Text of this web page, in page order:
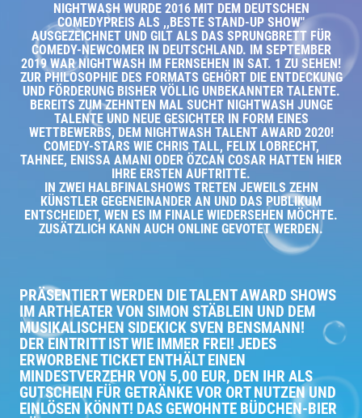
NIGHTWASH WURDE 2016 MIT DEM DEUTSCHEN
COMEDYPREIS ALS ,,BESTE STAND-UP SHOW"
AUSGEZEICHNET UND GILT ALS DAS SPRUNGBRETT FÜR
COMEDY-NEWCOMER IN DEUTSCHLAND. IM SEPTEMBER
2019 WAR NIGHTWASH IM FERNSEHEN IN SAT. 1 ZU SEHEN!
ZUR PHILOSOPHIE DES FORMATS GEHÖRT DIE ENTDECKUNG
UND FÖRDERUNG BISHER VÖLLIG UNBEKANNTER TALENTE.
BEREITS ZUM ZEHNTEN MAL SUCHT NIGHTWASH JUNGE
TALENTE UND NEUE GESICHTER IN FORM EINES
WETTBEWERBS, DEM NIGHTWASH TALENT AWARD 2020!
COMEDY-STARS WIE CHRIS TALL, FELIX LOBRECHT,
TAHNEE, ENISSA AMANI ODER ÖZCAN COSAR HATTEN HIER
IHRE ERSTEN AUFTRITTE.
IN ZWEI HALBFINALSHOWS TRETEN JEWEILS ZEHN
KÜNSTLER GEGENEINANDER AN UND DAS PUBLIKUM
ENTSCHEIDET, WEN ES IM FINALE WIEDERSEHEN MÖCHTE.
ZUSÄTZLICH KANN AUCH ONLINE GEVOTET WERDEN.
PRÄSENTIERT WERDEN DIE TALENT AWARD SHOWS
IM ARTHEATER VON SIMON STÄBLEIN UND DEM
MUSIKALISCHEN SIDEKICK SVEN BENSMANN!
DER EINTRITT IST WIE IMMER FREI! JEDES
ERWORBENE TICKET ENTHÄLT EINEN
MINDESTVERZEHR VON 5,00 EUR, DEN IHR ALS
GUTSCHEIN FÜR GETRÄNKE VOR ORT NUTZEN UND
EINLÖSEN KÖNNT! DAS GEWOHNTE BÜDCHEN-BIER